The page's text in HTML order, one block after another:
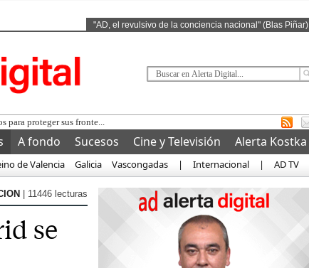
"AD, el revulsivo de la conciencia nacional" (Blas Piñar)
A fondo Sucesos Cine y Televisión
Alerta Kostka
de Valencia Galicia Vascongadas | Internacional | AD TV
| 11446 lecturas
se